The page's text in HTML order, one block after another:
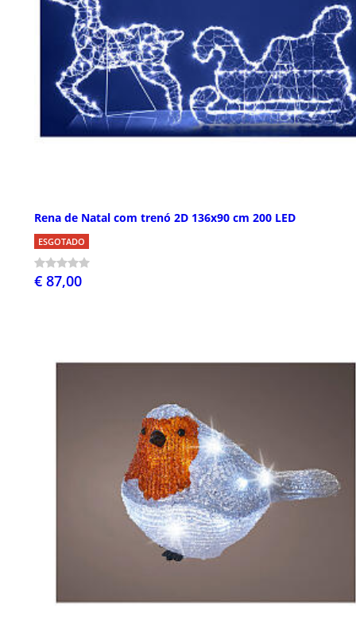
Rena de Natal com trenó 2D 136x90 cm 200 LED
ESGOTADO
€ 87,00